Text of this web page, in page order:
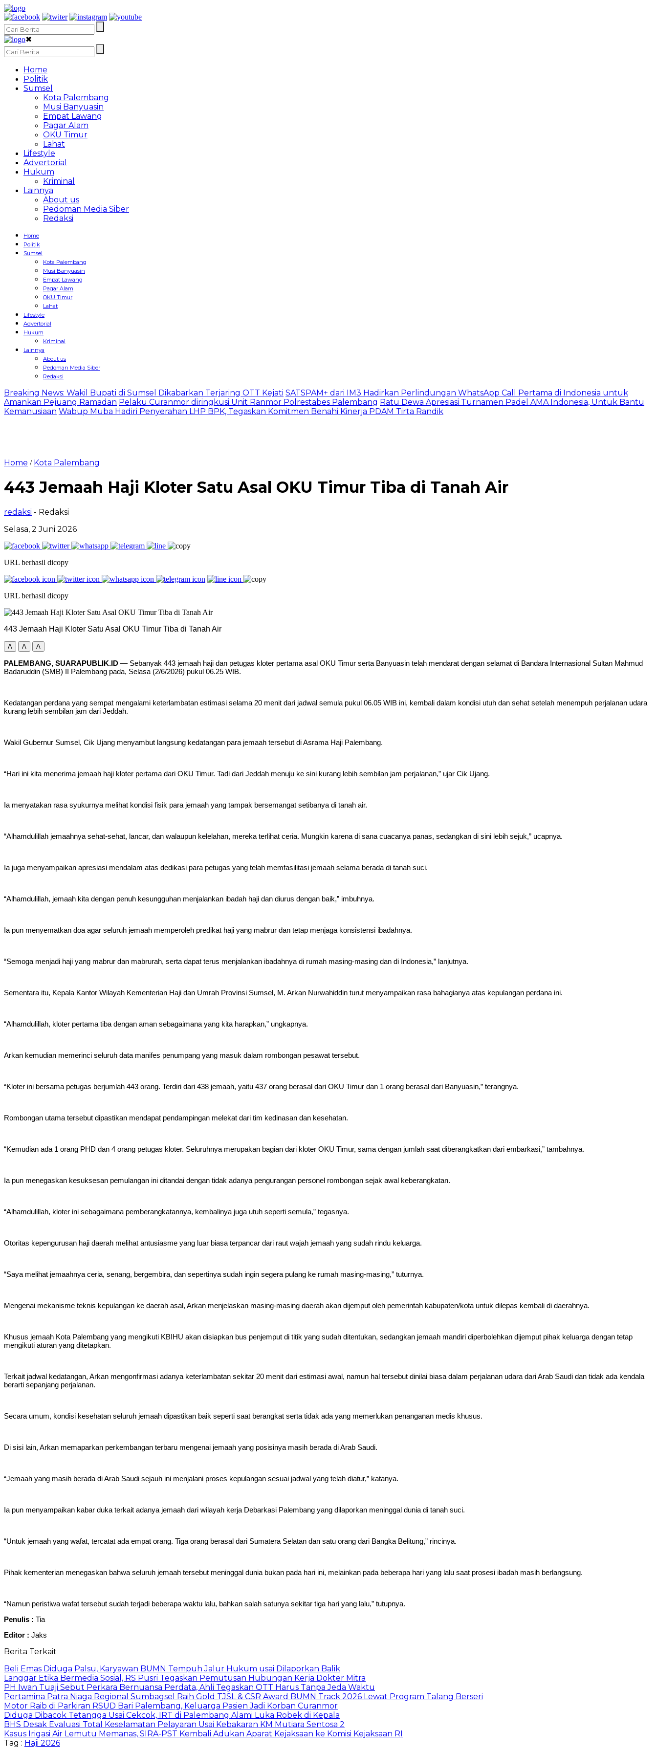
✖
Home
Politik
Sumsel
Kota Palembang
Musi Banyuasin
Empat Lawang
Pagar Alam
OKU Timur
Lahat
Lifestyle
Advertorial
Hukum
Kriminal
Lainnya
About us
Pedoman Media Siber
Redaksi
Home
Politik
Sumsel
Kota Palembang
Musi Banyuasin
Empat Lawang
Pagar Alam
OKU Timur
Lahat
Lifestyle
Advertorial
Hukum
Kriminal
Lainnya
About us
Pedoman Media Siber
Redaksi
Breaking News: Wakil Bupati di Sumsel Dikabarkan Terjaring OTT Kejati SATSPAM+ dari IM3 Hadirkan Perlindungan WhatsApp Call Pertama di Indonesia untuk
Amankan Pejuang Ramadan Pelaku Curanmor diringkusi Unit Ranmor Polrestabes Palembang Ratu Dewa Apresiasi Turnamen Padel AMA Indonesia, Untuk Bantu
Kemanusiaan Wabup Muba Hadiri Penyerahan LHP BPK, Tegaskan Komitmen Benahi Kinerja PDAM Tirta Randik
Home / Kota Palembang
443 Jemaah Haji Kloter Satu Asal OKU Timur Tiba di Tanah Air
redaksi - Redaksi
Selasa, 2 Juni 2026
URL berhasil dicopy
URL berhasil dicopy
443 Jemaah Haji Kloter Satu Asal OKU Timur Tiba di Tanah Air
A A A
PALEMBANG, SUARAPUBLIK.ID — Sebanyak 443 jemaah haji dan petugas kloter pertama asal OKU Timur serta Banyuasin telah mendarat dengan selamat di Bandara Internasional Sultan Mahmud
Badaruddin (SMB) II Palembang pada, Selasa (2/6/2026) pukul 06.25 WIB.
Kedatangan perdana yang sempat mengalami keterlambatan estimasi selama 20 menit dari jadwal semula pukul 06.05 WIB ini, kembali dalam kondisi utuh dan sehat setelah menempuh perjalanan udara
kurang lebih sembilan jam dari Jeddah.
Wakil Gubernur Sumsel, Cik Ujang menyambut langsung kedatangan para jemaah tersebut di Asrama Haji Palembang.
“Hari ini kita menerima jemaah haji kloter pertama dari OKU Timur. Tadi dari Jeddah menuju ke sini kurang lebih sembilan jam perjalanan,” ujar Cik Ujang.
Ia menyatakan rasa syukurnya melihat kondisi fisik para jemaah yang tampak bersemangat setibanya di tanah air.
“Alhamdulillah jemaahnya sehat-sehat, lancar, dan walaupun kelelahan, mereka terlihat ceria. Mungkin karena di sana cuacanya panas, sedangkan di sini lebih sejuk,” ucapnya.
Ia juga menyampaikan apresiasi mendalam atas dedikasi para petugas yang telah memfasilitasi jemaah selama berada di tanah suci.
“Alhamdulillah, jemaah kita dengan penuh kesungguhan menjalankan ibadah haji dan diurus dengan baik,” imbuhnya.
Ia pun menyematkan doa agar seluruh jemaah memperoleh predikat haji yang mabrur dan tetap menjaga konsistensi ibadahnya.
“Semoga menjadi haji yang mabrur dan mabrurah, serta dapat terus menjalankan ibadahnya di rumah masing-masing dan di Indonesia,” lanjutnya.
Sementara itu, Kepala Kantor Wilayah Kementerian Haji dan Umrah Provinsi Sumsel, M. Arkan Nurwahiddin turut menyampaikan rasa bahagianya atas kepulangan perdana ini.
“Alhamdulillah, kloter pertama tiba dengan aman sebagaimana yang kita harapkan,” ungkapnya.
Arkan kemudian memerinci seluruh data manifes penumpang yang masuk dalam rombongan pesawat tersebut.
“Kloter ini bersama petugas berjumlah 443 orang. Terdiri dari 438 jemaah, yaitu 437 orang berasal dari OKU Timur dan 1 orang berasal dari Banyuasin,” terangnya.
Rombongan utama tersebut dipastikan mendapat pendampingan melekat dari tim kedinasan dan kesehatan.
“Kemudian ada 1 orang PHD dan 4 orang petugas kloter. Seluruhnya merupakan bagian dari kloter OKU Timur, sama dengan jumlah saat diberangkatkan dari embarkasi,” tambahnya.
Ia pun menegaskan kesuksesan pemulangan ini ditandai dengan tidak adanya pengurangan personel rombongan sejak awal keberangkatan.
“Alhamdulillah, kloter ini sebagaimana pemberangkatannya, kembalinya juga utuh seperti semula,” tegasnya.
Otoritas kepengurusan haji daerah melihat antusiasme yang luar biasa terpancar dari raut wajah jemaah yang sudah rindu keluarga.
“Saya melihat jemaahnya ceria, senang, bergembira, dan sepertinya sudah ingin segera pulang ke rumah masing-masing,” tuturnya.
Mengenai mekanisme teknis kepulangan ke daerah asal, Arkan menjelaskan masing-masing daerah akan dijemput oleh pemerintah kabupaten/kota untuk dilepas kembali di daerahnya.
Khusus jemaah Kota Palembang yang mengikuti KBIHU akan disiapkan bus penjemput di titik yang sudah ditentukan, sedangkan jemaah mandiri diperbolehkan dijemput pihak keluarga dengan tetap
mengikuti aturan yang ditetapkan.
Terkait jadwal kedatangan, Arkan mengonfirmasi adanya keterlambatan sekitar 20 menit dari estimasi awal, namun hal tersebut dinilai biasa dalam perjalanan udara dari Arab Saudi dan tidak ada kendala
berarti sepanjang perjalanan.
Secara umum, kondisi kesehatan seluruh jemaah dipastikan baik seperti saat berangkat serta tidak ada yang memerlukan penanganan medis khusus.
Di sisi lain, Arkan memaparkan perkembangan terbaru mengenai jemaah yang posisinya masih berada di Arab Saudi.
“Jemaah yang masih berada di Arab Saudi sejauh ini menjalani proses kepulangan sesuai jadwal yang telah diatur,” katanya.
Ia pun menyampaikan kabar duka terkait adanya jemaah dari wilayah kerja Debarkasi Palembang yang dilaporkan meninggal dunia di tanah suci.
“Untuk jemaah yang wafat, tercatat ada empat orang. Tiga orang berasal dari Sumatera Selatan dan satu orang dari Bangka Belitung,” rincinya.
Pihak kementerian menegaskan bahwa seluruh jemaah tersebut meninggal dunia bukan pada hari ini, melainkan pada beberapa hari yang lalu saat prosesi ibadah masih berlangsung.
“Namun peristiwa wafat tersebut sudah terjadi beberapa waktu lalu, bahkan salah satunya sekitar tiga hari yang lalu,” tutupnya.
Penulis : Tia
Editor : Jaks
Berita Terkait
Beli Emas Diduga Palsu, Karyawan BUMN Tempuh Jalur Hukum usai Dilaporkan Balik
Langgar Etika Bermedia Sosial, RS Pusri Tegaskan Pemutusan Hubungan Kerja Dokter Mitra
PH Iwan Tuaji Sebut Perkara Bernuansa Perdata, Ahli Tegaskan OTT Harus Tanpa Jeda Waktu
Pertamina Patra Niaga Regional Sumbagsel Raih Gold TJSL & CSR Award BUMN Track 2026 Lewat Program Talang Berseri
Motor Raib di Parkiran RSUD Bari Palembang, Keluarga Pasien Jadi Korban Curanmor
Diduga Dibacok Tetangga Usai Cekcok, IRT di Palembang Alami Luka Robek di Kepala
BHS Desak Evaluasi Total Keselamatan Pelayaran Usai Kebakaran KM Mutiara Sentosa 2
Kasus Irigasi Air Lemutu Memanas, SIRA-PST Kembali Adukan Aparat Kejaksaan ke Komisi Kejaksaan RI
Tag : Haji 2026